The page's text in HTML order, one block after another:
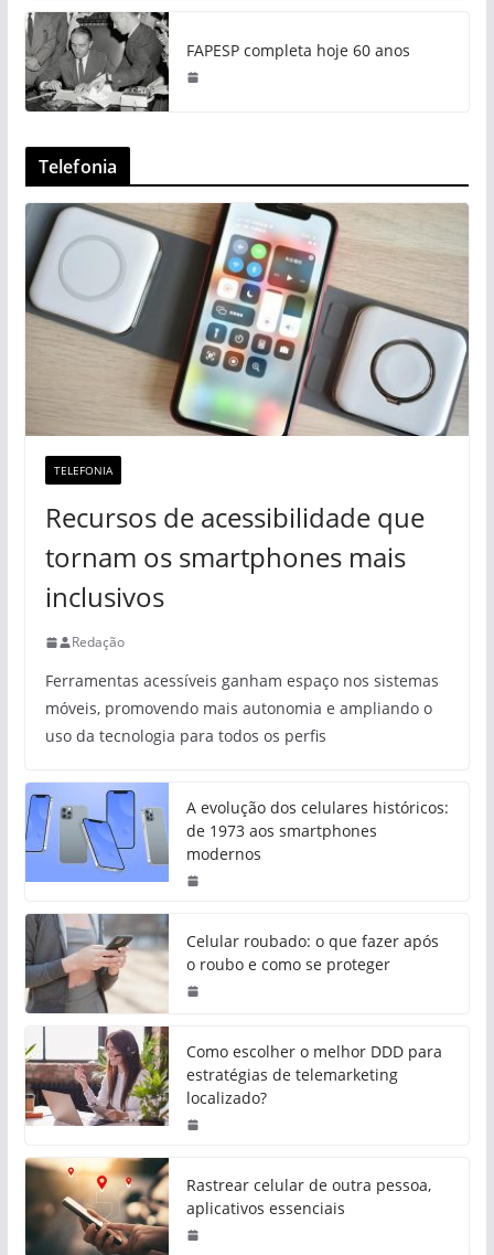
FAPESP completa hoje 60 anos
Telefonia
TELEFONIA
Recursos de acessibilidade que
tornam os smartphones mais
inclusivos
Redação
Ferramentas acessíveis ganham espaço nos sistemas
móveis, promovendo mais autonomia e ampliando o
uso da tecnologia para todos os perfis
A evolução dos celulares históricos:
de 1973 aos smartphones
modernos
Celular roubado: o que fazer após
o roubo e como se proteger
Como escolher o melhor DDD para
estratégias de telemarketing
localizado?
Rastrear celular de outra pessoa,
aplicativos essenciais